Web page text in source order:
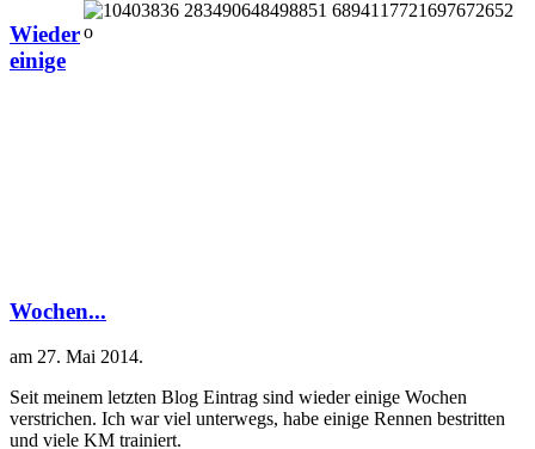
Wieder
einige
Wochen...
am 27. Mai 2014.
Seit meinem letzten Blog Eintrag sind wieder einige Wochen
verstrichen. Ich war viel unterwegs, habe einige Rennen bestritten
und viele KM trainiert.